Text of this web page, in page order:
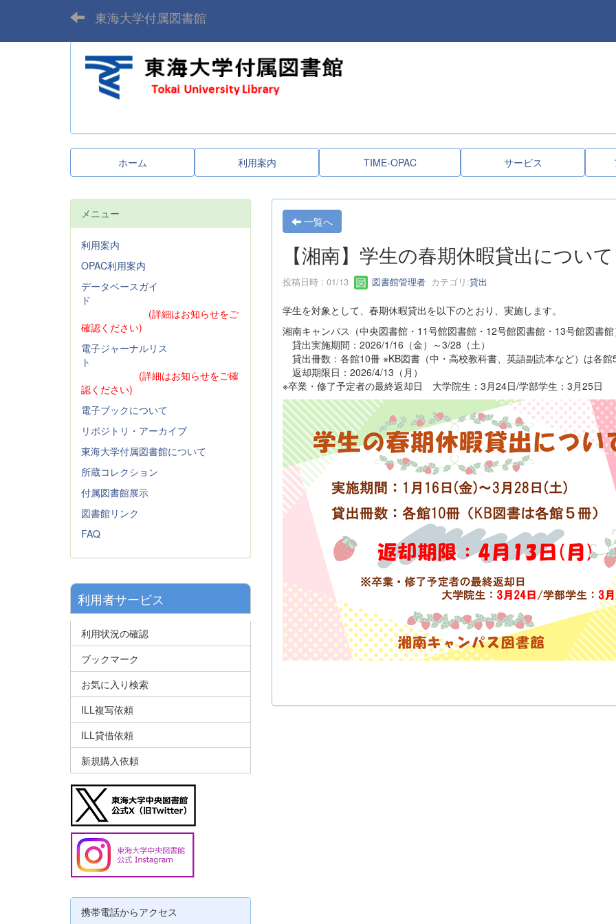
東海大学付属図書館
ホーム 利用案内 TIME-OPAC サービス
一覧へ
【湘南】学生の春期休暇貸出について
投稿日時 : 01/13 図書館管理者カテゴリ:貸出
学生を対象として、春期休暇貸出を以下のとおり、実施します。
湘南キャンパス（中央図書館・11号館図書館・12号館図書館・13号館図書館
貸出実施期間：2026/1/16（金）～3/28（土）
貸出冊数：各館10冊 ※KB図書（中・高校教科書、英語副読本など）は各館
返却期限日：2026/4/13（月）
※卒業・修了予定者の最終返却日 大学院生：3月24日/学部学生：3月25日
メニュー
利用案内
OPAC利用案内
データベースガイ
ド
(詳細はお知らせをご
確認ください)
電子ジャーナルリス
ト
(詳細はお知らせをご確
認ください)
電子ブックについて
リポジトリ・アーカイブ
東海大学付属図書館について
所蔵コレクション
付属図書館展示
図書館リンク
FAQ
利用者サービス
利用状況の確認
ブックマーク
お気に入り検索
ILL複写依頼
ILL貸借依頼
新規購入依頼
携帯電話からアクセス